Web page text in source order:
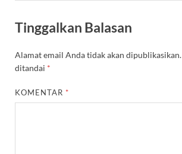
Tinggalkan Balasan
Alamat email Anda tidak akan dipublikasikan.
ditandai *
KOMENTAR *